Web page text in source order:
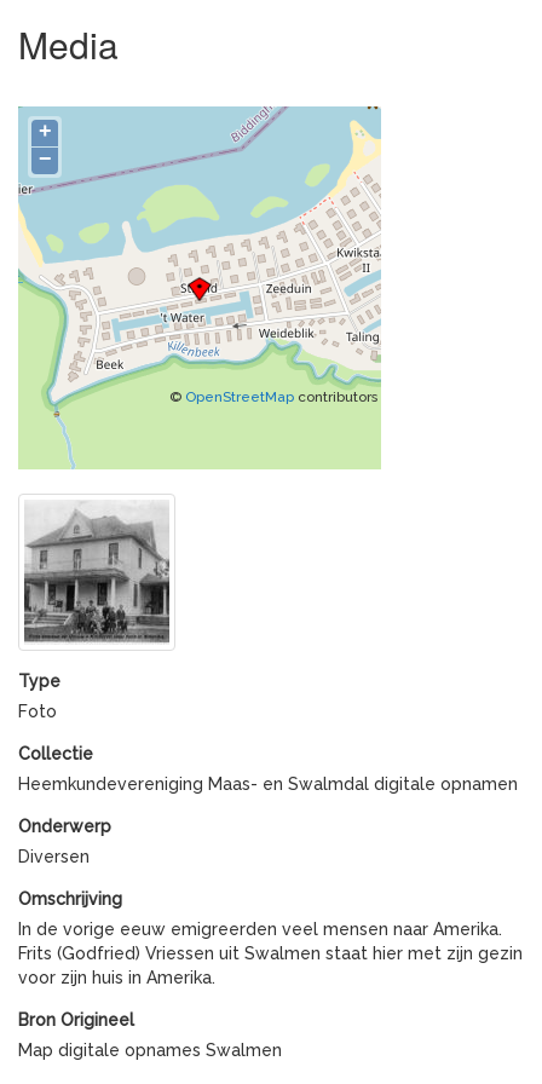
Media
+
−
© OpenStreetMap contributors
Type
Foto
Collectie
Heemkundevereniging Maas- en Swalmdal digitale opnamen
Onderwerp
Diversen
Omschrijving
In de vorige eeuw emigreerden veel mensen naar Amerika.
Frits (Godfried) Vriessen uit Swalmen staat hier met zijn gezin
voor zijn huis in Amerika.
Bron Origineel
Map digitale opnames Swalmen